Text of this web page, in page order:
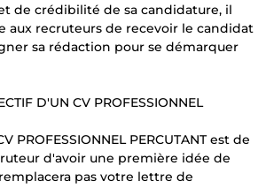
de crédibilité de sa candidature, il
aux recruteurs de recevoir le candidat
sa rédaction pour se démarquer
D'UN CV PROFESSIONNEL
PROFESSIONNEL PERCUTANT est de
d'avoir une première idée de
pas votre lettre de